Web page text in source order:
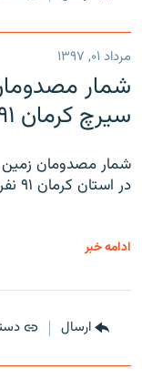
مرداد ۰۱, ۱۳۹۷
شمار
سیرچ کرمان ۹۱ نفر اعلام شد
شمار مصدومان زمین
در استان کرمان ۹۱ نفر اعلام شد.
ادامه خبر
ارسال